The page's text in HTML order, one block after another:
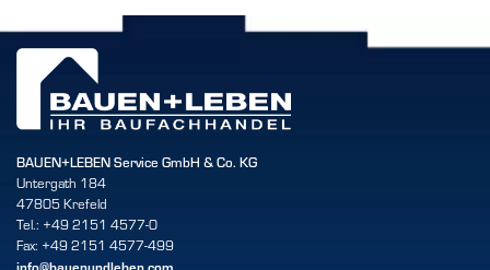
BAUEN+LEBEN Service GmbH & Co. KG
Untergath 184
47805 Krefeld
Tel.: +49 2151 4577-0
Fax: +49 2151 4577-499